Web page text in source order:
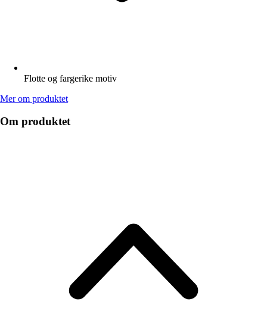
Flotte og fargerike motiv
Mer om produktet
Om produktet